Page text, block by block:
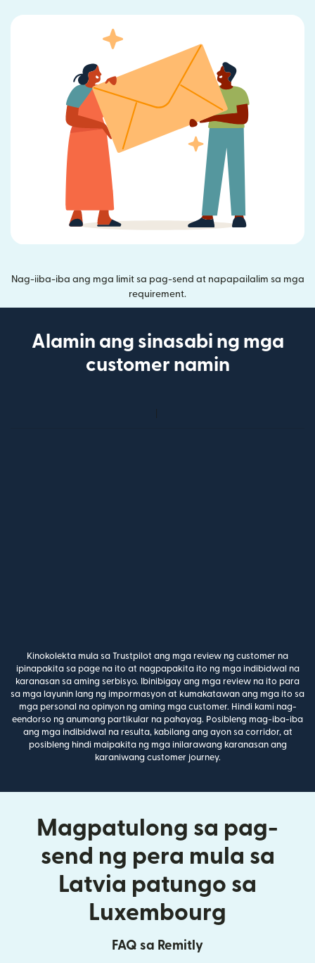
Nag-iiba-iba ang mga limit sa pag-send at napapailalim sa mga
requirement.
Alamin ang sinasabi ng mga
customer namin
Kinokolekta mula sa Trustpilot ang mga review ng customer na
ipinapakita sa page na ito at nagpapakita ito ng mga indibidwal na
karanasan sa aming serbisyo. Ibinibigay ang mga review na ito para
sa mga layunin lang ng impormasyon at kumakatawan ang mga ito sa
mga personal na opinyon ng aming mga customer. Hindi kami nag-
eendorso ng anumang partikular na pahayag. Posibleng mag-iba-iba
ang mga indibidwal na resulta, kabilang ang ayon sa corridor, at
posibleng hindi maipakita ng mga inilarawang karanasan ang
karaniwang customer journey.
Magpatulong sa pag-
send ng pera mula sa
Latvia patungo sa
Luxembourg
FAQ sa Remitly